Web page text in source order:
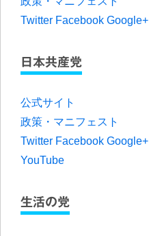
Twitter Facebook Google+
日本共産党
公式サイト
政策・マニフェスト
Twitter Facebook Google+
YouTube
生活の党